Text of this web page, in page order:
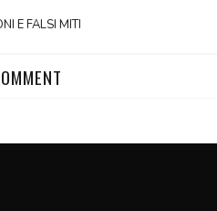
E FALSI MITI